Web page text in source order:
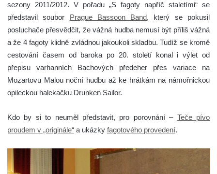
sezony 2011/2012. V pořadu „S fagoty napříč staletími“ se
představil soubor Prague Bassoon Band, který se pokusil
posluchače přesvědčit, že vážná hudba nemusí být příliš vážná
a že 4 fagoty klidně zvládnou jakoukoli skladbu. Tudíž se kromě
cestování časem od baroka po 20. století konal i výlet od
přepisu varhanních Bachových předeher přes variace na
Mozartovu Malou noční hudbu až ke hrátkám na námořnickou
opileckou halekačku Drunken Sailor.
Kdo by si to neuměl představit, pro porovnání – Teče pívo
proudem v „originále“ a ukázky fagotového provedení.